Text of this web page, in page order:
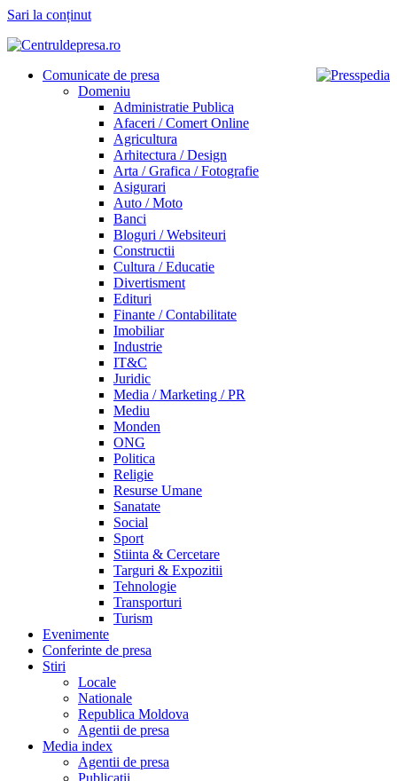
Sari la conținut
Comunicate de presa
Domeniu
Administratie Publica
Afaceri / Comert Online
Agricultura
Arhitectura / Design
Arta / Grafica / Fotografie
Asigurari
Auto / Moto
Banci
Bloguri / Websiteuri
Constructii
Cultura / Educatie
Divertisment
Edituri
Finante / Contabilitate
Imobiliar
Industrie
IT&C
Juridic
Media / Marketing / PR
Mediu
Monden
ONG
Politica
Religie
Resurse Umane
Sanatate
Social
Sport
Stiinta & Cercetare
Targuri & Expozitii
Tehnologie
Transporturi
Turism
Evenimente
Conferinte de presa
Stiri
Locale
Nationale
Republica Moldova
Agentii de presa
Media index
Agentii de presa
Publicatii